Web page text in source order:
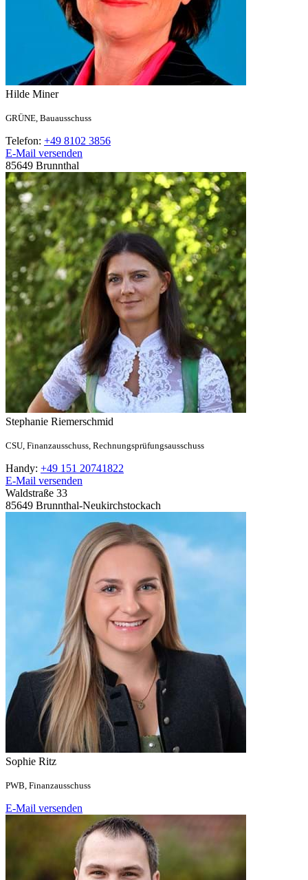
Hilde Miner
GRÜNE, Bauausschuss
Telefon: +49 8102 3856
E-Mail versenden
85649 Brunnthal
Stephanie Riemerschmid
CSU, Finanzausschuss, Rechnungsprüfungsausschuss
Handy: +49 151 20741822
E-Mail versenden
Waldstraße 33
85649 Brunnthal-Neukirchstockach
Sophie Ritz
PWB, Finanzausschuss
E-Mail versenden